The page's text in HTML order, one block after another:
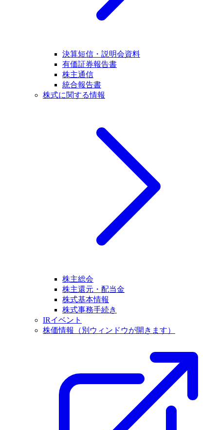
決算短信・説明会資料
有価証券報告書
株主通信
統合報告書
株式に関する情報
株主総会
株主還元・配当金
株式基本情報
株式事務手続き
IRイベント
株価情報
（別ウィンドウが開きます）